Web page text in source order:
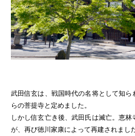
武田信玄は、戦国時代の名将として知
らの菩提寺と定めました。
しかし信玄亡き後、武田氏は滅亡。恵
が、再び徳川家康によって再建されました